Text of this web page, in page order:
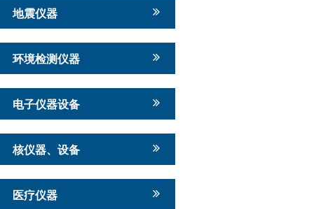
地震仪器
环境检测仪器
电子仪器设备
核仪器、设备
医疗仪器